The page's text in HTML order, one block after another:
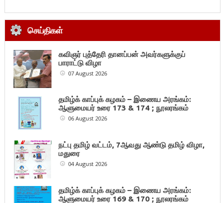
செய்திகள்
கவிஞர் புத்தேரி தானப்பன் அவர்களுக்குப்
பாராட்டு விழா
07 August 2026
தமிழ்க் காப்புக் கழகம் – இணைய அரங்கம்:
ஆளுமையர் உரை 173 & 174 ; நூலரங்கம்
06 August 2026
நட்பு தமிழ் வட்டம், 7ஆவது ஆண்டு தமிழ் விழா,
மதுரை
04 August 2026
தமிழ்க் காப்புக் கழகம் – இணைய அரங்கம்:
ஆளுமையர் உரை 169 & 170 ; நூலரங்கம்